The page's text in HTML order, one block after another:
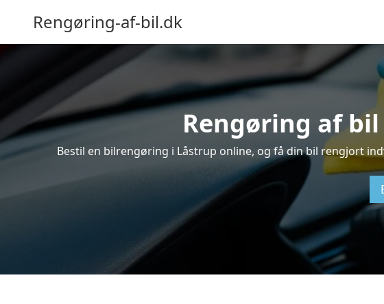
Rengøring-af-bil.dk
Rengøring af
Bestil en bilrengøring i Låstrup online, og få din bil rengjort